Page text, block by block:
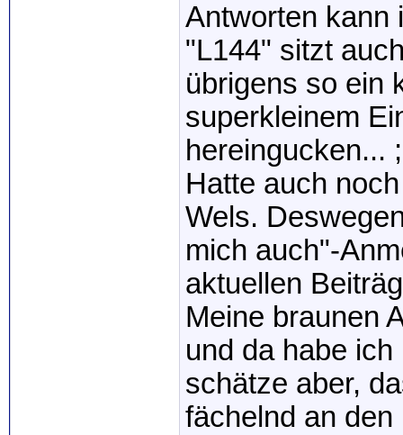
Antworten kann
"L144" sitzt
übrigens so ein
superkleinem
hereingucken...
Hatte auch
Wels.
mich auch"-
aktuellen
Meine braunen
und da habe
schätze aber,
fächelnd an